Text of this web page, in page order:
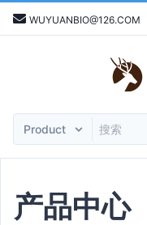
WUYUANBIO@126.COM
产品中心